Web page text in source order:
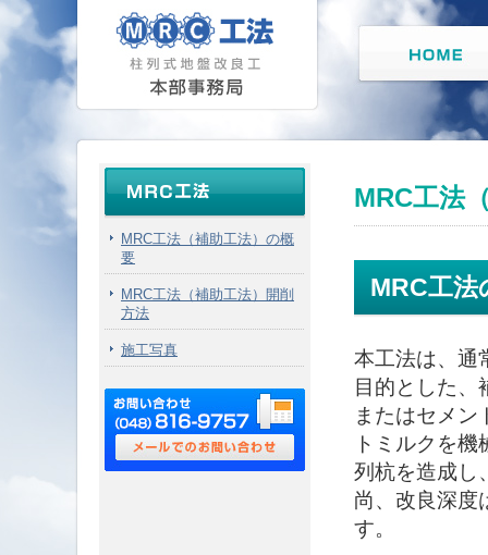
MRC工法（補助工法）の概
要
MRC工法（補助工法）開削
方法
施工写真
MRC工法
MRC工法
本工法は、通
目的とした
またはセメ
トミルクを
列杭を造成し
尚、改良深度
す。